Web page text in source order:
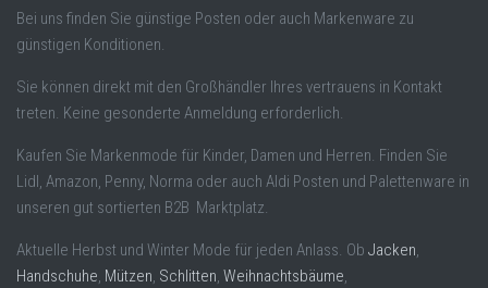
Bei uns finden Sie günstige Posten oder auch Markenware zu
günstigen Konditionen.
Sie können direkt mit den Großhändler Ihres vertrauens in Kontakt
treten. Keine gesonderte Anmeldung erforderlich.
Kaufen Sie Markenmode für Kinder, Damen und Herren. Finden Sie
Lidl, Amazon, Penny, Norma oder auch Aldi Posten und Palettenware in
unseren gut sortierten B2B Marktplatz.
Aktuelle Herbst und Winter Mode für jeden Anlass. Ob Jacken,
Handschuhe, Mützen, Schlitten, Weihnachtsbäume,